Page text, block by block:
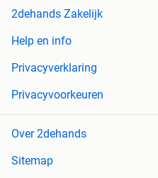
2dehands Zakelijk
Help en info
Privacyverklaring
Privacyvoorkeuren
Over 2dehands
Sitemap